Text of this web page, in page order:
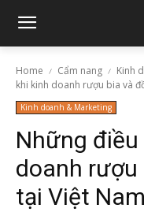
Home Cẩm nang Kinh
khi kinh doanh rượu bia và
Kinh doanh & Marketing
Những
doanh rượu
tại Việt Nam